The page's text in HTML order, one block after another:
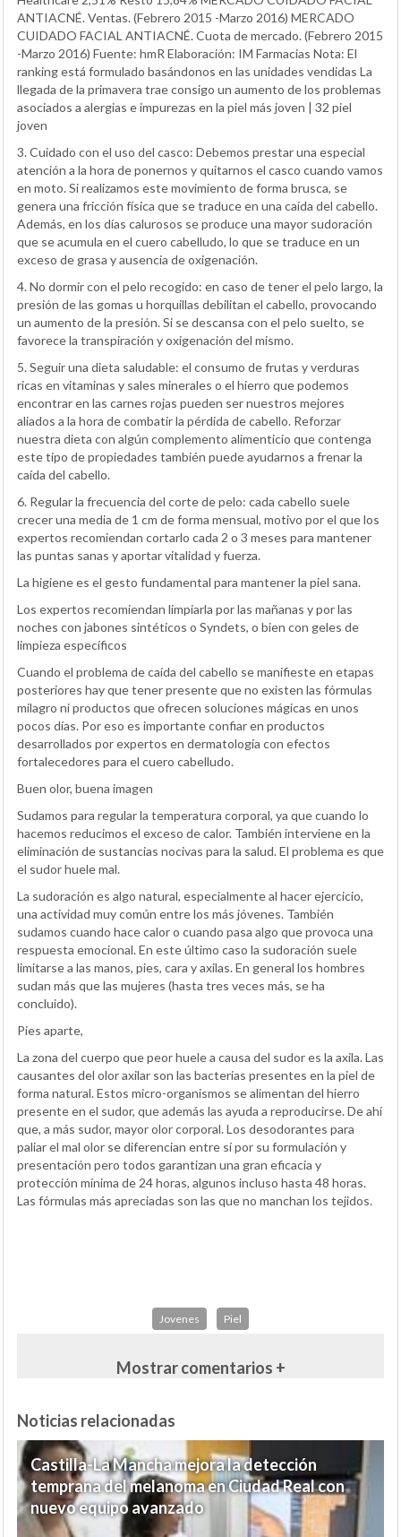
ANTIACNÉ. Ventas. (Febrero 2015 -Marzo 2016) MERCADO
CUIDADO FACIAL ANTIACNÉ. Cuota de mercado. (Febrero 2015
-Marzo 2016) Fuente: hmR Elaboración: IM Farmacias Nota: El
ranking está formulado basándonos en las unidades vendidas La
llegada de la primavera trae consigo un aumento de los problemas
asociados a alergias e impurezas en la piel más joven | 32 piel
joven
3. Cuidado con el uso del casco: Debemos prestar una especial
atención a la hora de ponernos y quitarnos el casco cuando vamos
en moto. Si realizamos este movimiento de forma brusca, se
genera una fricción física que se traduce en una caída del cabello.
Además, en los días calurosos se produce una mayor sudoración
que se acumula en el cuero cabelludo, lo que se traduce en un
exceso de grasa y ausencia de oxigenación.
4. No dormir con el pelo recogido: en caso de tener el pelo largo, la
presión de las gomas u horquillas debilitan el cabello, provocando
un aumento de la presión. Si se descansa con el pelo suelto, se
favorece la transpiración y oxigenación del mismo.
5. Seguir una dieta saludable: el consumo de frutas y verduras
ricas en vitaminas y sales minerales o el hierro que podemos
encontrar en las carnes rojas pueden ser nuestros mejores
aliados a la hora de combatir la pérdida de cabello. Reforzar
nuestra dieta con algún complemento alimenticio que contenga
este tipo de propiedades también puede ayudarnos a frenar la
caída del cabello.
6. Regular la frecuencia del corte de pelo: cada cabello suele
crecer una media de 1 cm de forma mensual, motivo por el que los
expertos recomiendan cortarlo cada 2 o 3 meses para mantener
las puntas sanas y aportar vitalidad y fuerza.
La higiene es el gesto fundamental para mantener la piel sana.
Los expertos recomiendan limpiarla por las mañanas y por las
noches con jabones sintéticos o Syndets, o bien con geles de
limpieza específicos
Cuando el problema de caída del cabello se manifieste en etapas
posteriores hay que tener presente que no existen las fórmulas
milagro ni productos que ofrecen soluciones mágicas en unos
pocos días. Por eso es importante confiar en productos
desarrollados por expertos en dermatología con efectos
fortalecedores para el cuero cabelludo.
Buen olor, buena imagen
Sudamos para regular la temperatura corporal, ya que cuando lo
hacemos reducimos el exceso de calor. También interviene en la
eliminación de sustancias nocivas para la salud. El problema es que
el sudor huele mal.
La sudoración es algo natural, especialmente al hacer ejercicio,
una actividad muy común entre los más jóvenes. También
sudamos cuando hace calor o cuando pasa algo que provoca una
respuesta emocional. En este último caso la sudoración suele
limitarse a las manos, pies, cara y axilas. En general los hombres
sudan más que las mujeres (hasta tres veces más, se ha
concluido).
Pies aparte,
La zona del cuerpo que peor huele a causa del sudor es la axila. Las
causantes del olor axilar son las bacterias presentes en la piel de
forma natural. Estos micro-organismos se alimentan del hierro
presente en el sudor, que además las ayuda a reproducirse. De ahí
que, a más sudor, mayor olor corporal. Los desodorantes para
paliar el mal olor se diferencian entre sí por su formulación y
presentación pero todos garantizan una gran eficacia y
protección mínima de 24 horas, algunos incluso hasta 48 horas.
Las fórmulas más apreciadas son las que no manchan los tejidos.
Jovenes Piel
Mostrar comentarios +
Noticias relacionadas
Castilla-La Mancha mejora la detección
temprana del melanoma en Ciudad Real con
nuevo equipo avanzado